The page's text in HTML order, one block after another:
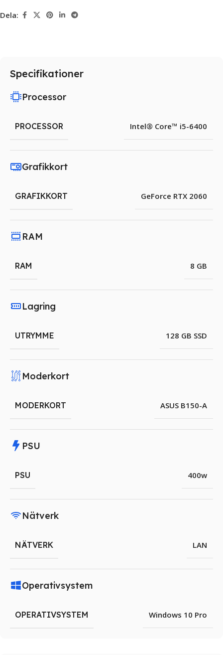
Dela:
Specifikationer
Processor
PROCESSOR Intel® Core™ i5-6400
Grafikkort
GRAFIKKORT GeForce RTX 2060
RAM
RAM 8 GB
Lagring
UTRYMME 128 GB SSD
Moderkort
MODERKORT ASUS B150-A
PSU
PSU 400w
Nätverk
NÄTVERK LAN
Operativsystem
OPERATIVSYSTEM Windows 10 Pro